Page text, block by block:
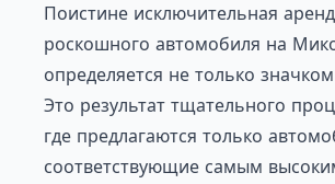
Поистине исключительная
роскошного автомобиля на
определяется не только
Это результат тщательного
где предлагаются только
соответствующие самым